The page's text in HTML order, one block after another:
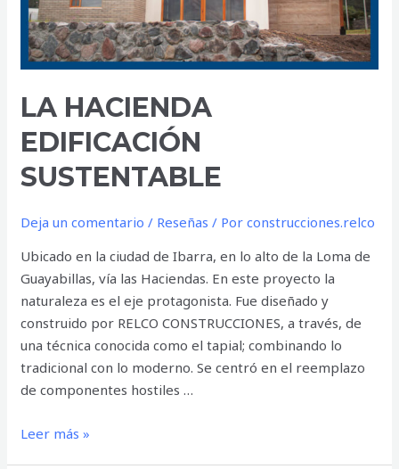
LA HACIENDA
EDIFICACIÓN
SUSTENTABLE
Deja un comentario / Reseñas / Porconstrucciones.relco
Ubicado en la ciudad de Ibarra, en lo alto de la Loma de
Guayabillas, vía las Haciendas. En este proyecto la
naturaleza es el eje protagonista. Fue diseñado y
construido por RELCO CONSTRUCCIONES, a través, de
una técnica conocida como el tapial; combinando lo
tradicional con lo moderno. Se centró en el reemplazo
de componentes hostiles …
Leer más »